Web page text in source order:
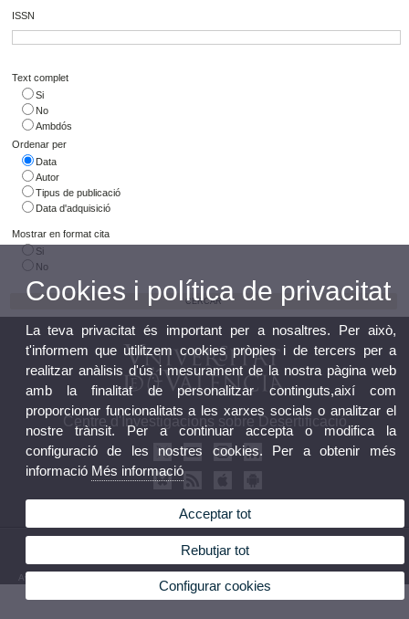
ISSN
Text complet
Si
No
Ambdós
Ordenar per
Data
Autor
Tipus de publicació
Data d'adquisició
Mostrar en format cita
Si
No
Centre d'Investigacions sobre Desertificació
3424162
Avís legal
Cookies i política de privacitat
La teva privacitat és important per a nosaltres. Per això,
t'informem que utilitzem cookies pròpies i de tercers per a
realitzar anàlisis d'ús i mesurament de la nostra pàgina web
amb la finalitat de personalitzar continguts,així com
proporcionar funcionalitats a les xarxes socials o analitzar el
nostre trànsit. Per a continuar accepta o modifica la
configuració de les nostres cookies. Per a obtenir més
informació Més informació
Acceptar tot
Rebutjar tot
Configurar cookies